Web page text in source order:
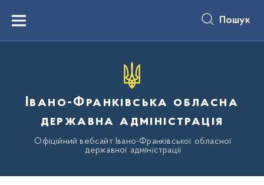
вмістуMenu Пошук
Івано-Франківська обласна
державна адміністрація
Офіційний вебсайт Івано-Франківської обласної
державної адміністрації